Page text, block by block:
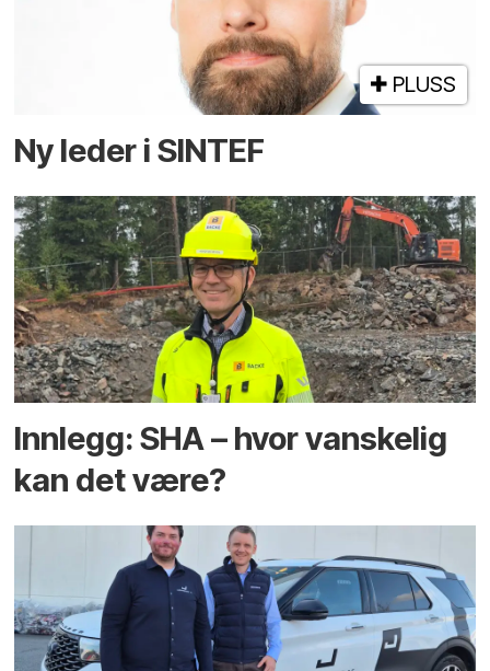
PLUSS
Ny leder i SINTEF
Innlegg: SHA – hvor vanskelig
kan det være?